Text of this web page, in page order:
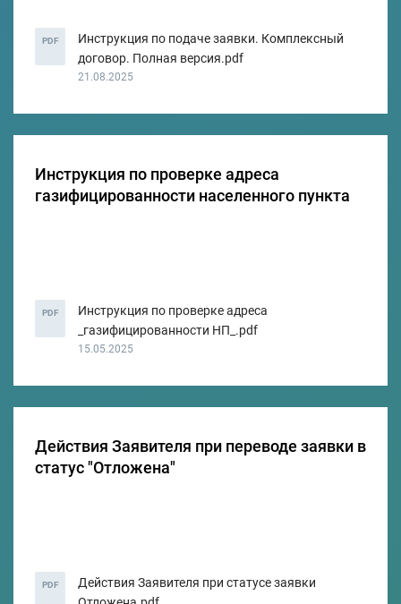
PDF
Инструкция по подаче заявки. Комплексный
договор. Полная версия.pdf
21.08.2025
Инструкция по проверке адреса
газифицированности населенного пункта
PDF
Инструкция по проверке адреса
_газифицированности НП_.pdf
15.05.2025
Действия Заявителя при переводе заявки в
статус "Отложена"
PDF
Действия Заявителя при статусе заявки